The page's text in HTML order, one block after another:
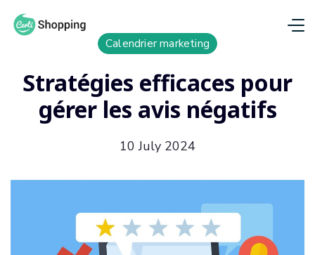
Calendrier marketing
Stratégies efficaces pour
gérer les avis négatifs
10 July 2024